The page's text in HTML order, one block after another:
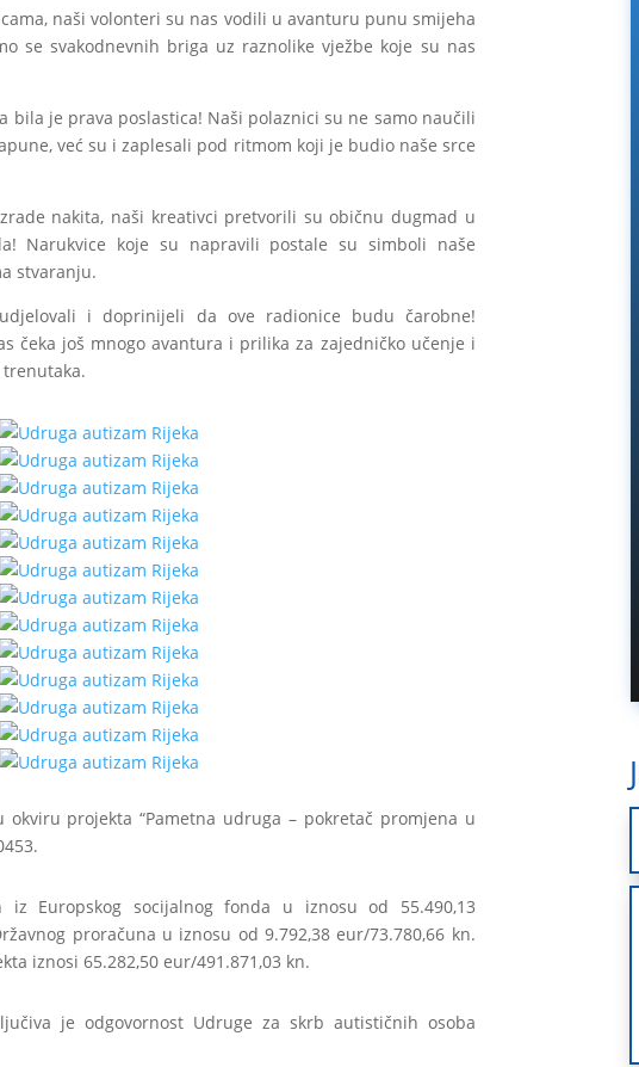
naši volonteri su nas vodili u avanturu punu smijeha
se svakodnevnih briga uz raznolike vježbe koje su nas
bila je prava poslastica! Naši polaznici su ne samo naučili
već su i zaplesali pod ritmom koji je budio naše srce
nakita, naši kreativci pretvorili su običnu dugmad u
Narukvice koje su napravili postale su simboli naše
stvaranju.
i doprinijeli da ove radionice budu čarobne!
čeka još mnogo avantura i prilika za zajedničko učenje i
okviru projekta “Pametna udruga – pokretač promjena u
iz Europskog socijalnog fonda u iznosu od 55.490,13
proračuna u iznosu od 9.792,38 eur/73.780,66 kn.
iznosi 65.282,50 eur/491.871,03 kn.
je odgovornost Udruge za skrb autističnih osoba